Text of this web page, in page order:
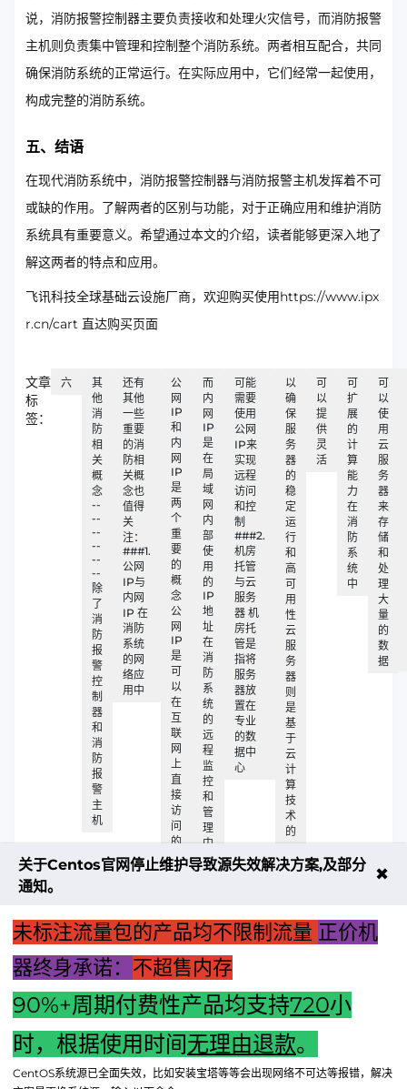
说，消防报警控制器主要负责接收和处理火灾信号，而消防报警
主机则负责集中管理和控制整个消防系统。两者相互配合，共同
确保消防系统的正常运行。在实际应用中，它们经常一起使用，
构成完整的消防系统。
五、结语
在现代消防系统中，消防报警控制器与消防报警主机发挥着不可
或缺的作用。了解两者的区别与功能，对于正确应用和维护消防
系统具有重要意义。希望通过本文的介绍，读者能够更深入地了
解这两者的特点和应用。
飞讯科技全球基础云设施厂商，欢迎购买使用https://www.ipx
r.cn/cart 直达购买页面
文章
标
签：
六
其
他
消
防
相
关
概
念
--
--
--
--
--
--
除
了
消
防
报
警
控
制
器
和
消
防
报
警
主
机
还有
其他
一些
重要
的消
防相
关概
念也
值得
关
注：
###1.
公网
IP与
内网
IP 在
消防
系统
的网
络应
用中
公
网
IP
和
内
网
IP
是
两
个
重
要
的
概
念
公
网
IP
是
可
以
在
互
联
网
上
直
接
访
问
的
IP
地
而
内
网
IP
是
在
局
域
网
内
部
使
用
的
IP
地
址
在
消
防
系
统
的
远
程
监
控
和
管
理
中
可能
需要
使用
公网
IP来
实现
远程
访问
和控
制
###2.
机房
托管
与云
服务
器 机
房托
管是
指将
服务
器放
置在
专业
的数
据中
心
以
确
保
服
务
器
的
稳
定
运
行
和
高
可
用
性
云
服
务
器
则
是
基
于
云
计
算
技
术
的
种
服
务
可
以
提
供
灵
活
可
扩
展
的
计
算
能
力
在
消
防
系
统
中
可
以
使
用
云
服
务
器
来
存
储
和
处
理
大
量
的
数
据
下一篇：“绝尘侠主机启动故障解析：电源、硬件与系统的全面
排查”
关于Centos官网停止维护导致源失效解决方案,及部分
通知。
✖
未标注流量包的产品均不限制流量 正价机
器终身承诺： 不超售内存
90%+周期付费性产品均支持720小
时，根据使用时间无理由退款。
CentOS系统源已全面失效，比如安装宝塔等等会出现网络不可达等报错，解决